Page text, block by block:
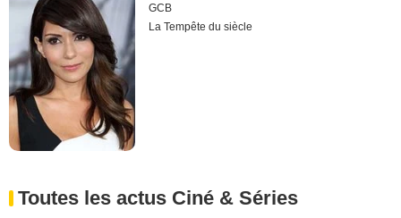
GCB
La Tempête du siècle
Toutes les actus Ciné & Séries